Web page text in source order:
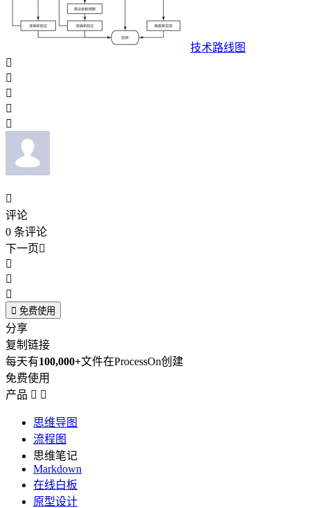
技术路线图






评论
0 条评论
下一页



 免费使用
分享
复制链接
每天有100,000+文件在ProcessOn创建
免费使用
产品  
思维导图
流程图
思维笔记
Markdown
在线白板
原型设计